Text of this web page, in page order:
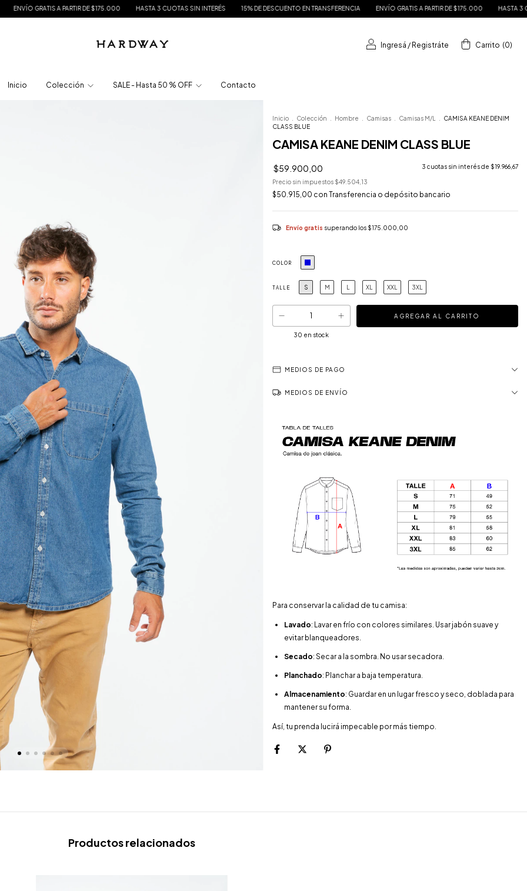
PARTIR DE $175.000 HASTA 3 CUOTAS SIN INTERÉS 15% DE DESCUENTO EN TRANSFERENCIA ENVÍO GRATIS A PARTIR DE $175.000 HASTA 3 CUOTAS SIN
Ingresá / Registráte Carrito (0)
Inicio Colección SALE - Hasta 50 % OFF Contacto
Inicio Colección Hombre Camisas Camisas M/L
CAMISA KEANE DENIM
CLASS BLUE
CAMISA KEANE DENIM CLASS BLUE
$59.900,00 3 cuotas sin interés de $19.966,67
Precio sin impuestos $49.504,13
$50.915,00 con Transferencia o depósito bancario
Envío gratis superando los $175.000,00
COLOR
TALLE S M L XL XXL 3XL
30 en stock
MEDIOS DE PAGO
MEDIOS DE ENVÍO
Para conservar la calidad de tu camisa:
Lavado: Lavar en frío con colores similares. Usar jabón suave y
evitar blanqueadores.
Secado: Secar a la sombra. No usar secadora.
Planchado: Planchar a baja temperatura.
Almacenamiento: Guardar en un lugar fresco y seco, doblada para
mantener su forma.
Así, tu prenda lucirá impecable por más tiempo.
Productos relacionados